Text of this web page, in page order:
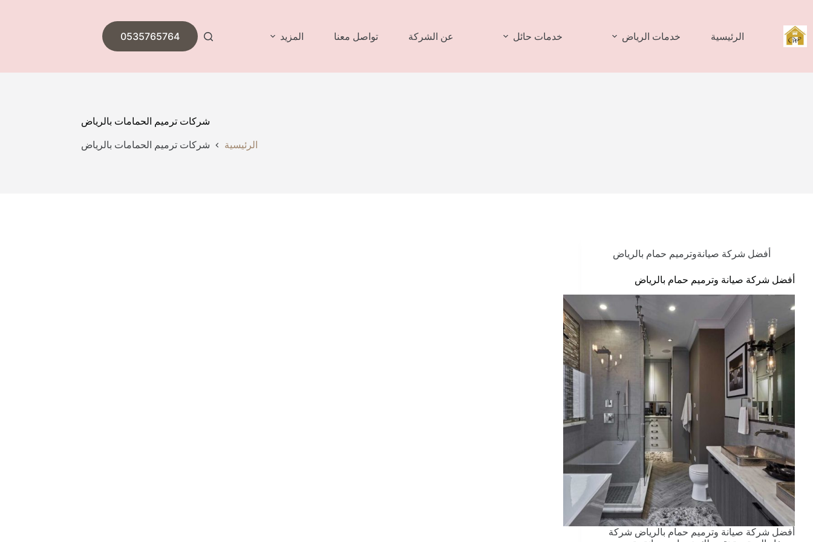
المحتوى
الرئيسية خدمات الرياض خدمات حائل عن الشركة تواصل معنا المزيد 0535765764
شركات ترميم الحمامات بالرياض
الرئيسية شركات ترميم الحمامات بالرياض
أفضل شركة صيانةوترميم حمام بالرياض
أفضل شركة صيانة وترميم حمام بالرياض
أفضل شركة صيانة وترميم حمام بالرياض شركة